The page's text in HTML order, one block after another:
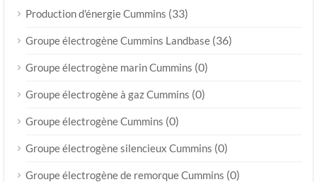
Production d'énergie Cummins (33)
Groupe électrogène Cummins Landbase (36)
Groupe électrogène marin Cummins (0)
Groupe électrogène à gaz Cummins (0)
Groupe électrogène Cummins (0)
Groupe électrogène silencieux Cummins (0)
Groupe électrogène de remorque Cummins (0)